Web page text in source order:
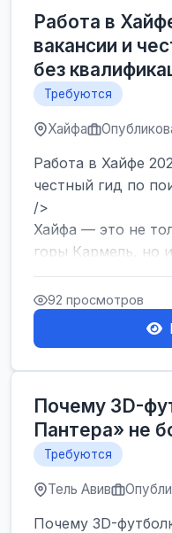
Работа в
вакансии и
без
Требуются
Хайфа
Работа в Хайфе
честный гид по
/>
Хайфа — это не
горы Кармель, но
промышленный и
Израиля. Если...
92 просмотров
Почему 3D-
Пантера» не
Требуются
Тель Авив
Почему 3D-